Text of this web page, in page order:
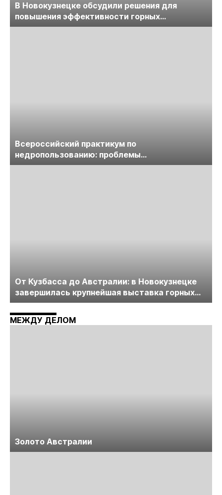
В Новокузнецке обсудили решения для
повышения эффективности горных
предприятий
Всероссийский практикум по
недропользованию: проблемы
лицензирования, цифровизации, экспертизы
От Кузбасса до Австралии: в Новокузнецке
завершилась крупнейшая выставка горных
технологий «Недра России. Уголь России и
Майнинг»
МЕЖДУ ДЕЛОМ
Золото Австралии